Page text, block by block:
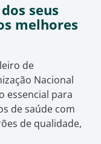
seus
melhores
de
Nacional
essencial para
de saúde com
de qualidade,